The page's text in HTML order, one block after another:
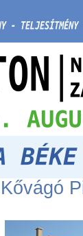
Kővágó